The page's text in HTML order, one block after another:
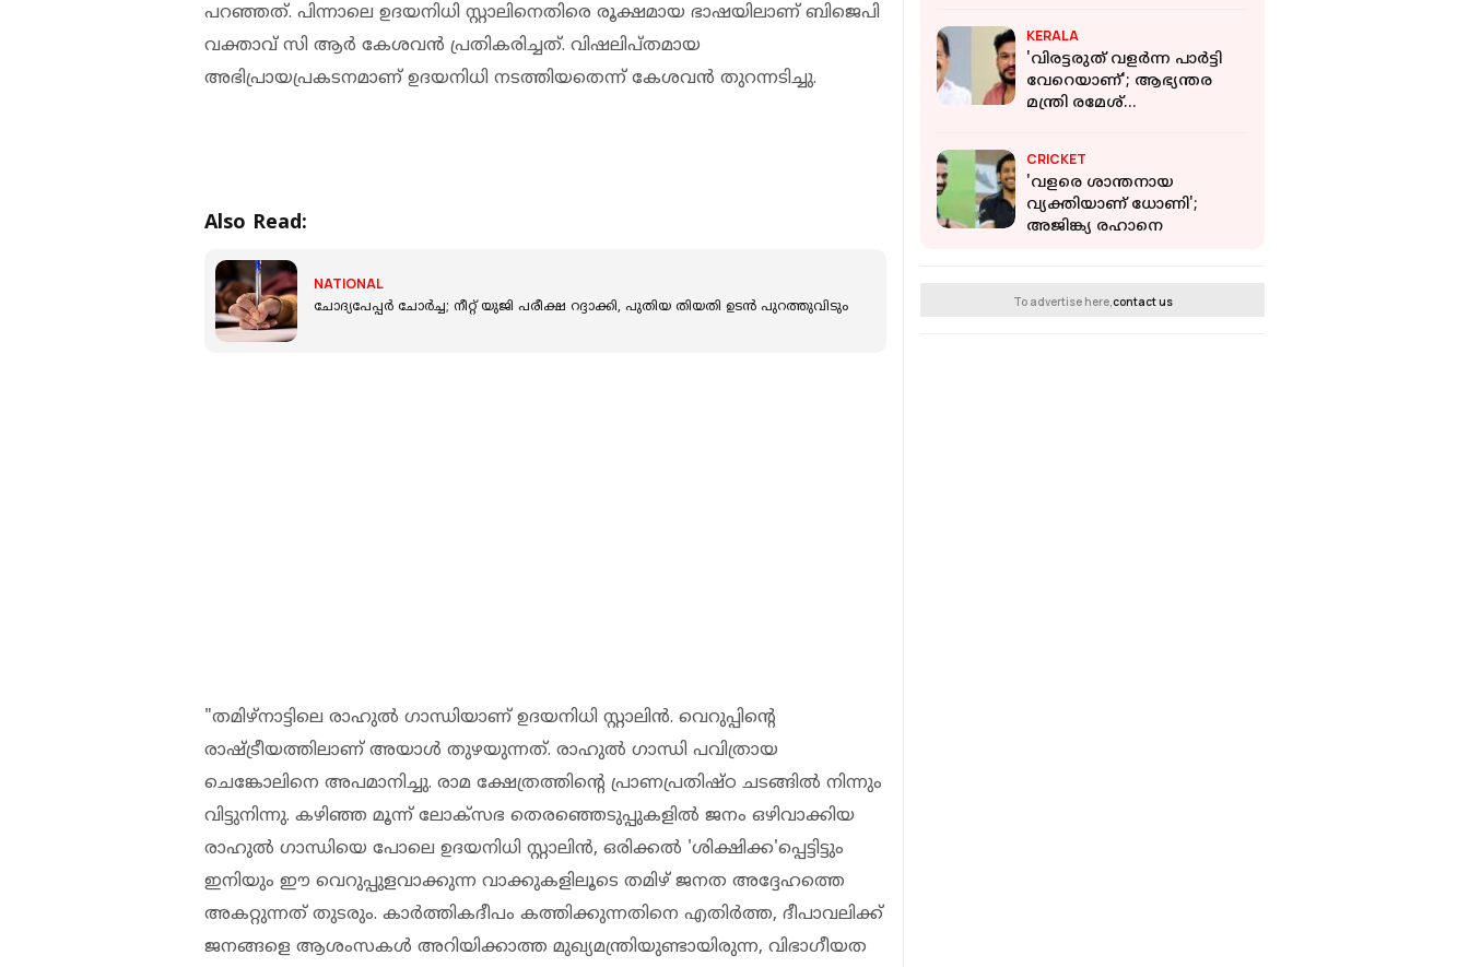
പറഞ്ഞത്. പിന്നാലെ ഉദയനിധി സ്റ്റാലിനെതിരെ രൂക്ഷമായ ഭാഷയിലാണ് ബിജെപി
വക്താവ് സി ആർ കേശവൻ പ്രതികരിച്ചത്. വിഷലിപ്തമായ
അഭിപ്രായപ്രകടനമാണ് ഉദയനിധി നടത്തിയതെന്ന് കേശവൻ തുറന്നടിച്ചു.
Also Read:
NATIONAL
ചോദ്യപേപ്പര്‍ ചോര്‍ച്ച; നീറ്റ് യുജി പരീക്ഷ റദ്ദാക്കി, പുതിയ തിയതി ഉടന്‍ പുറത്തുവിടും
"തമിഴ്‌നാട്ടിലെ രാഹുൽ ഗാന്ധിയാണ് ഉദയനിധി സ്റ്റാലിൻ. വെറുപ്പിന്റെ
രാഷ്ട്രീയത്തിലാണ് അയാൾ തുഴയുന്നത്. രാഹുൽ ഗാന്ധി പവിത്രായ
ചെങ്കോലിനെ അപമാനിച്ചു. രാമ ക്ഷേത്രത്തിന്റെ പ്രാണപ്രതിഷ്ഠ ചടങ്ങിൽ നിന്നും
വിട്ടുനിന്നു. കഴിഞ്ഞ മൂന്ന് ലോക്‌സഭ തെരഞ്ഞെടുപ്പുകളിൽ ജനം ഒഴിവാക്കിയ
രാഹുൽ ഗാന്ധിയെ പോലെ ഉദയനിധി സ്റ്റാലിൻ, ഒരിക്കല്‍ 'ശിക്ഷിക്ക'പ്പെട്ടിട്ടും
ഇനിയും ഈ വെറുപ്പുളവാക്കുന്ന വാക്കുകളിലൂടെ തമിഴ് ജനത അദ്ദേഹത്തെ
അകറ്റുന്നത് തുടരും. കാർത്തികദീപം കത്തിക്കുന്നതിനെ എതിർത്ത, ദീപാവലിക്ക്
ജനങ്ങളെ ആശംസകൾ അറിയിക്കാത്ത മുഖ്യമന്ത്രിയുണ്ടായിരുന്ന, വിഭാഗീയത
KERALA
'വിരട്ടരുത് വളർന്ന പാർട്ടി
വേറെയാണ്'; ആഭ്യന്തര
മന്ത്രി രമേശ്
CRICKET
'വളരെ ശാന്തനായ
വ്യക്തിയാണ് ധോണി';
അജിങ്ക്യ രഹാനെ
To advertise here, contact us